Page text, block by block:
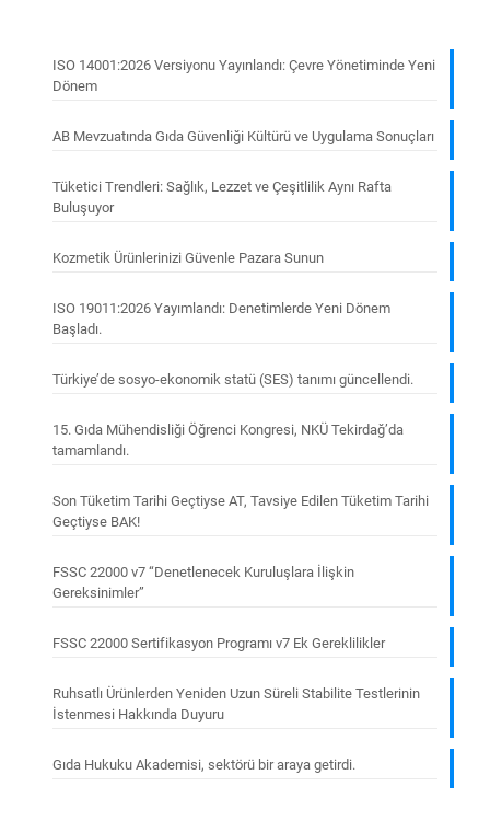
ISO 14001:2026 Versiyonu Yayınlandı: Çevre Yönetiminde Yeni
Dönem
AB Mevzuatında Gıda Güvenliği Kültürü ve Uygulama Sonuçları
Tüketici Trendleri: Sağlık, Lezzet ve Çeşitlilik Aynı Rafta
Buluşuyor
Kozmetik Ürünlerinizi Güvenle Pazara Sunun
ISO 19011:2026 Yayımlandı: Denetimlerde Yeni Dönem
Başladı.
Türkiye’de sosyo-ekonomik statü (SES) tanımı güncellendi.
15. Gıda Mühendisliği Öğrenci Kongresi, NKÜ Tekirdağ’da
tamamlandı.
Son Tüketim Tarihi Geçtiyse AT, Tavsiye Edilen Tüketim Tarihi
Geçtiyse BAK!
FSSC 22000 v7 “Denetlenecek Kuruluşlara İlişkin
Gereksinimler”
FSSC 22000 Sertifikasyon Programı v7 Ek Gereklilikler
Ruhsatlı Ürünlerden Yeniden Uzun Süreli Stabilite Testlerinin
İstenmesi Hakkında Duyuru
Gıda Hukuku Akademisi, sektörü bir araya getirdi.